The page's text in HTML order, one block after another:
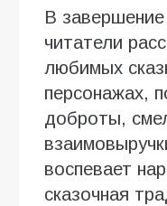
В
читатели
любимых
персонажах,
доброты,
воспевает
сказочная